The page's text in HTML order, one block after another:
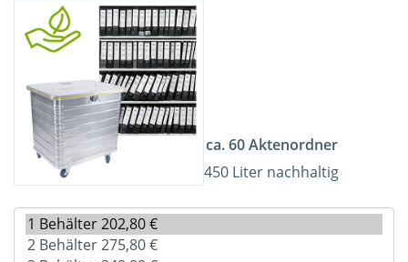
ca. 60 Aktenordner
450 Liter nachhaltig